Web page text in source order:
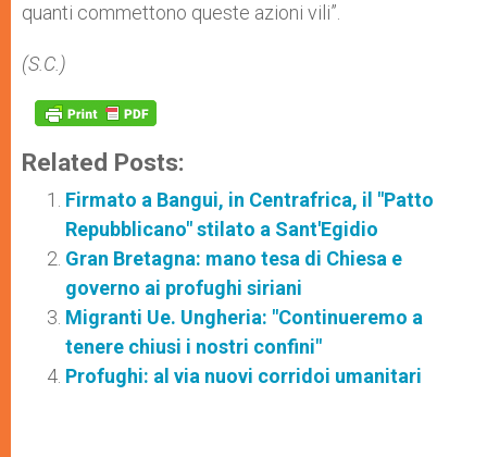
quanti commettono queste azioni vili”.
(S.C.)
Related Posts:
Firmato a Bangui, in Centrafrica, il "Patto
Repubblicano" stilato a Sant'Egidio
Gran Bretagna: mano tesa di Chiesa e
governo ai profughi siriani
Migranti Ue. Ungheria: "Continueremo a
tenere chiusi i nostri confini"
Profughi: al via nuovi corridoi umanitari